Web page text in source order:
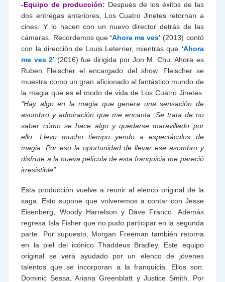
-Equipo de producción: Después de los éxitos de las
dos entregas anteriores, Los Cuatro Jinetes retornan a
cines. Y lo hacen con un nuevo director detrás de las
cámaras. Recordemos que ‘Ahora me ves’ (2013) contó
con la dirección de Louis Leterrier, mientras que ‘Ahora
me ves 2’ (2016) fue dirigida por Jon M. Chu. Ahora es
Ruben Fleischer el encargado del show. Fleischer se
muestra como un gran aficionado al fantástico mundo de
la magia que es el modo de vida de Los Cuatro Jinetes:
“Hay algo en la magia que genera una sensación de
asombro y admiración que me encanta. Se trata de no
saber cómo se hace algo y quedarse maravillado por
ello. Llevo mucho tiempo yendo a espectáculos de
magia. Por eso la oportunidad de llevar ese asombro y
disfrute a la nueva película de esta franquicia me pareció
irresistible”.
Esta producción vuelve a reunir al elenco original de la
saga. Esto supone que volveremos a contar con Jesse
Eisenberg, Woody Harrelson y Dave Franco. Además
regresa Isla Fisher que no pudo participar en la segunda
parte. Por supuesto, Morgan Freeman también retorna
en la piel del icónico Thaddeus Bradley. Este equipo
original se verá ayudado por un elenco de jóvenes
talentos que se incorporan a la franquicia. Ellos son:
Dominic Sessa, Ariana Greenblatt y Justice Smith. Por